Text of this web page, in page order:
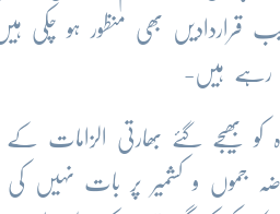
بھی منظور ہو چکی
رہے ہیں-
کو بھیجے گئے بھارتی الزامات
جموں و کشمیر پر بات نہیں